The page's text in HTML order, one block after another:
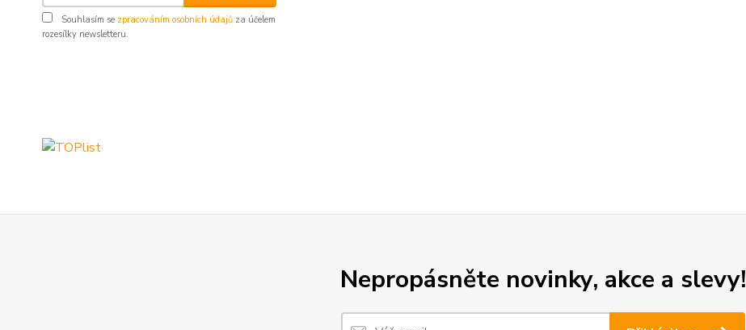
Souhlasím se zpracováním osobních údajů za účelem
rozesílky newsletteru.
Nepropásněte novinky, akce a slevy!